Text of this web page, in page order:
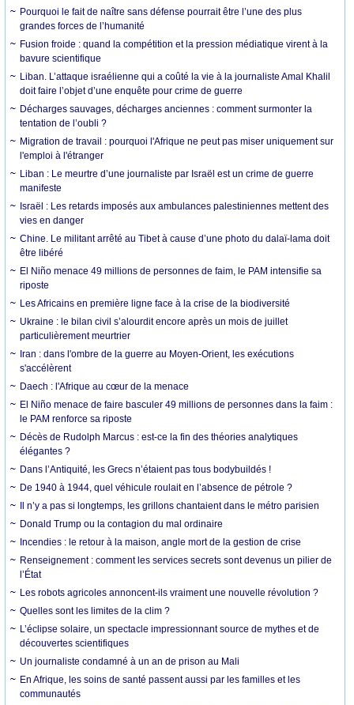
Pourquoi le fait de naître sans défense pourrait être l’une des plus
grandes forces de l’humanité
Fusion froide : quand la compétition et la pression médiatique virent à la
bavure scientifique
Liban. L’attaque israélienne qui a coûté la vie à la journaliste Amal Khalil
doit faire l’objet d’une enquête pour crime de guerre
Décharges sauvages, décharges anciennes : comment surmonter la
tentation de l’oubli ?
Migration de travail : pourquoi l'Afrique ne peut pas miser uniquement sur
l'emploi à l'étranger
Liban : Le meurtre d’une journaliste par Israël est un crime de guerre
manifeste
Israël : Les retards imposés aux ambulances palestiniennes mettent des
vies en danger
Chine. Le militant arrêté au Tibet à cause d’une photo du dalaï-lama doit
être libéré
El Niño menace 49 millions de personnes de faim, le PAM intensifie sa
riposte
Les Africains en première ligne face à la crise de la biodiversité
Ukraine : le bilan civil s’alourdit encore après un mois de juillet
particulièrement meurtrier
Iran : dans l'ombre de la guerre au Moyen-Orient, les exécutions
s'accélèrent
Daech : l'Afrique au cœur de la menace
El Niño menace de faire basculer 49 millions de personnes dans la faim :
le PAM renforce sa riposte
Décès de Rudolph Marcus : est-ce la fin des théories analytiques
élégantes ?
Dans l’Antiquité, les Grecs n’étaient pas tous bodybuildés !
De 1940 à 1944, quel véhicule roulait en l’absence de pétrole ?
Il n’y a pas si longtemps, les grillons chantaient dans le métro parisien
Donald Trump ou la contagion du mal ordinaire
Incendies : le retour à la maison, angle mort de la gestion de crise
Renseignement : comment les services secrets sont devenus un pilier de
l’État
Les robots agricoles annoncent-ils vraiment une nouvelle révolution ?
Quelles sont les limites de la clim ?
L’éclipse solaire, un spectacle impressionnant source de mythes et de
découvertes scientifiques
Un journaliste condamné à un an de prison au Mali
En Afrique, les soins de santé passent aussi par les familles et les
communautés